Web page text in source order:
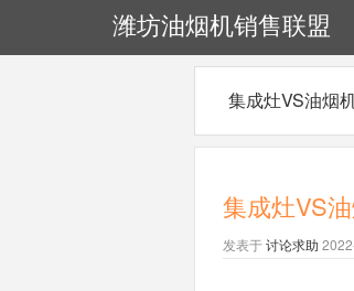
潍坊油烟机销售联盟
集成灶VS油烟
集成灶VS
发表于讨论求助